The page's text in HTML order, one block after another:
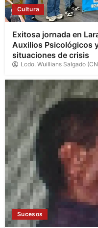
Cultura
Exitosa jornada en
Auxilios Psicológicos
situaciones de crisis
Lcdo. Wuillians Salgado
Sucesos